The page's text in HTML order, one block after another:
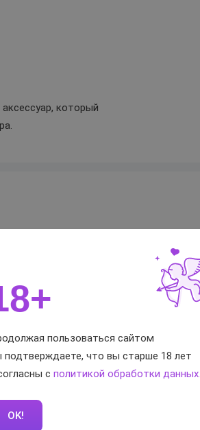
который
пользоваться сайтом
подтверждаете, что вы старше 18 лет
сполитикой обработки данных.
OK!